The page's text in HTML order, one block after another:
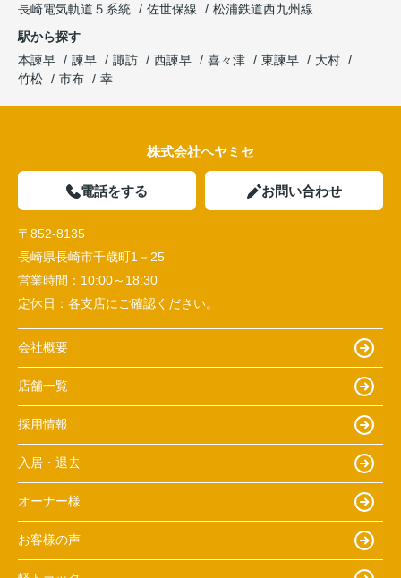
長崎電気軌道５系統
佐世保線
松浦鉄道西九州線
駅から探す
本諫早
諫早 諏訪 西諫早 喜々津 東諫早
大村
竹松
市布 幸
株式会社ヘヤミセ
電話をする お問い合わせ
〒852-8135
長崎県長崎市千歳町1－25
営業時間： 10:00～18:30
定休日： 各支店にご確認ください。
会社概要
店舗一覧
採用情報
入居・退去
オーナー様
お客様の声